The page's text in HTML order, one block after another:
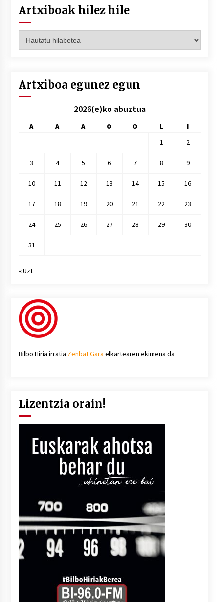
Artxiboak hilez hile
hilez
Artxiboa egunez egun
2026(e)ko abuztua
A A A O O L
I
1
2
3 4 5 6 7 8 9
10 11 12 13 14 15 16
17 18 19 20 21 22 23
24 25 26 27 28 29 30
31
« Uzt
Bilbo Hiria irratia Zenbat Gara elkartearen ekimena da.
Lizentzia orain!